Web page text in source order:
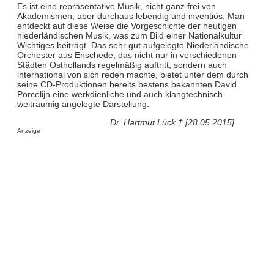
Es ist eine repräsentative Musik, nicht ganz frei von
Akademismen, aber durchaus lebendig und inventiös. Man
entdeckt auf diese Weise die Vorgeschichte der heutigen
niederländischen Musik, was zum Bild einer Nationalkultur
Wichtiges beiträgt. Das sehr gut aufgelegte Niederländische
Orchester aus Enschede, das nicht nur in verschiedenen
Städten Osthollands regelmäßig auftritt, sondern auch
international von sich reden machte, bietet unter dem durch
seine CD-Produktionen bereits bestens bekannten David
Porcelijn eine werkdienliche und auch klangtechnisch
weiträumig angelegte Darstellung.
Dr. Hartmut Lück † [28.05.2015]
Anzeige